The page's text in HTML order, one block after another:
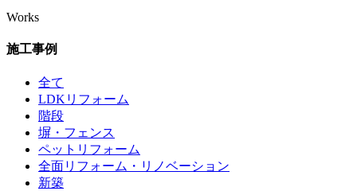
Works
施工事例
全て
LDKリフォーム
階段
塀・フェンス
ペットリフォーム
全面リフォーム・リノベーション
新築